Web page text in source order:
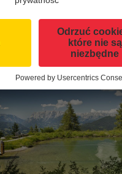
trzema schroniskami.
spróbować